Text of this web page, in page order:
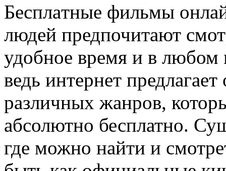
Бeсплaтныe фильмы
людей предпочитают
удобное время и в любом
ведь интернет
различных жанров,
абсолютно бесплатно.
где можно найти и